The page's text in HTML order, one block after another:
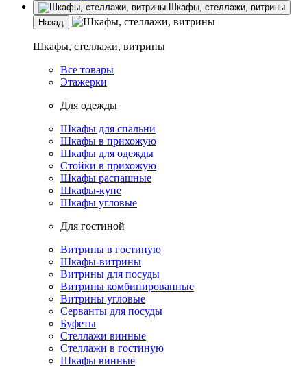
Шкафы, стеллажи, витрины
Назад
Шкафы, стеллажи, витрины
Все товары
Этажерки
Для одежды
Шкафы для спальни
Шкафы в прихожую
Шкафы для одежды
Стойки в прихожую
Шкафы распашные
Шкафы-купе
Шкафы угловые
Для гостиной
Витрины в гостиную
Шкафы-витрины
Витрины для посуды
Витрины комбинированные
Витрины угловые
Серванты для посуды
Буфеты
Стеллажи винные
Стеллажи в гостиную
Шкафы винные